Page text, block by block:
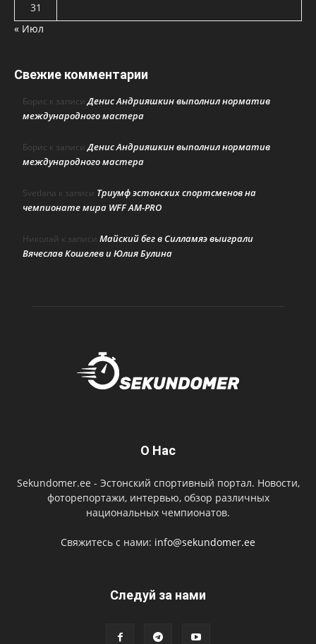
31
« Июл
Свежие комментарии
Борис к записиДенис Андрияшкин выполнил норматив
международного мастера
Борис к записиДенис Андрияшкин выполнил норматив
международного мастера
Svetlana к записи Триумф эстонских спортсменов на
чемпионате мира WFF AM-PRO
Николай к записи Майский бег в Силламяэ выиграли
Вячеслав Кошелев и Юлия Булина
О Нас
Sekundomer.ee - Эстонский спортивный портал. Новости,
фоторепортажи, интервью, обзор различных
национальных чемпионатов.
Свяжитесь с нами: info@sekundomer.ee
Cледуй за нами